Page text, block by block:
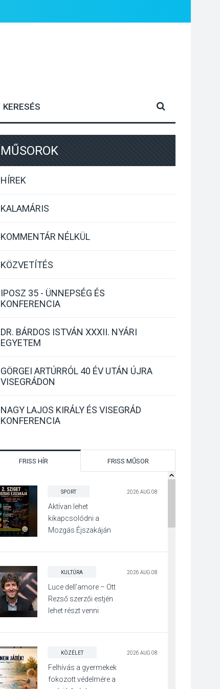
MŰSOROK
HÍREK
KALAMÁRIS
KOMMENTÁR NÉLKÜL
KÖZVETÍTÉS
IPOSZ 35 - ÜNNEPSÉG ÉS
KONFERENCIA
DR. BÁRDOS ISTVÁN XXXII. NYÁRI
EGYETEM
GÖRGEI ARTÚRRÓL 40 ÉV UTÁN ÚJRA
VISEGRÁDON
NAGY LAJOS KIRÁLY ÉS VISEGRÁD
KONFERENCIA
FRISS HÍR FRISS MŰSOR
SPORT 2026 AUG 08
Aktívan lehet
kikapcsolódni a
Mozgás Éjszakáján
Surányban
KULTÚRA 2026 AUG 08
Luce dell’amore – Ott
Rezső szerzői estjén
lehet részt venni
KÖZÉLET 2026 AUG 08
Felhívás a gyermekek
fokozott védelmére a